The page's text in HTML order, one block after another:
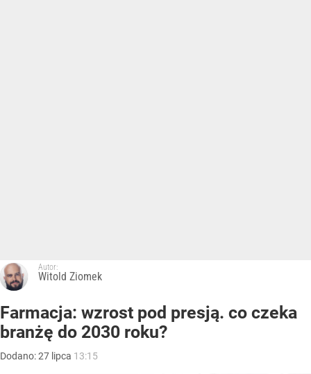
Autor:
Witold Ziomek
Farmacja: wzrost pod presją. co czeka
branżę do 2030 roku?
Dodano:27 lipca 13:15